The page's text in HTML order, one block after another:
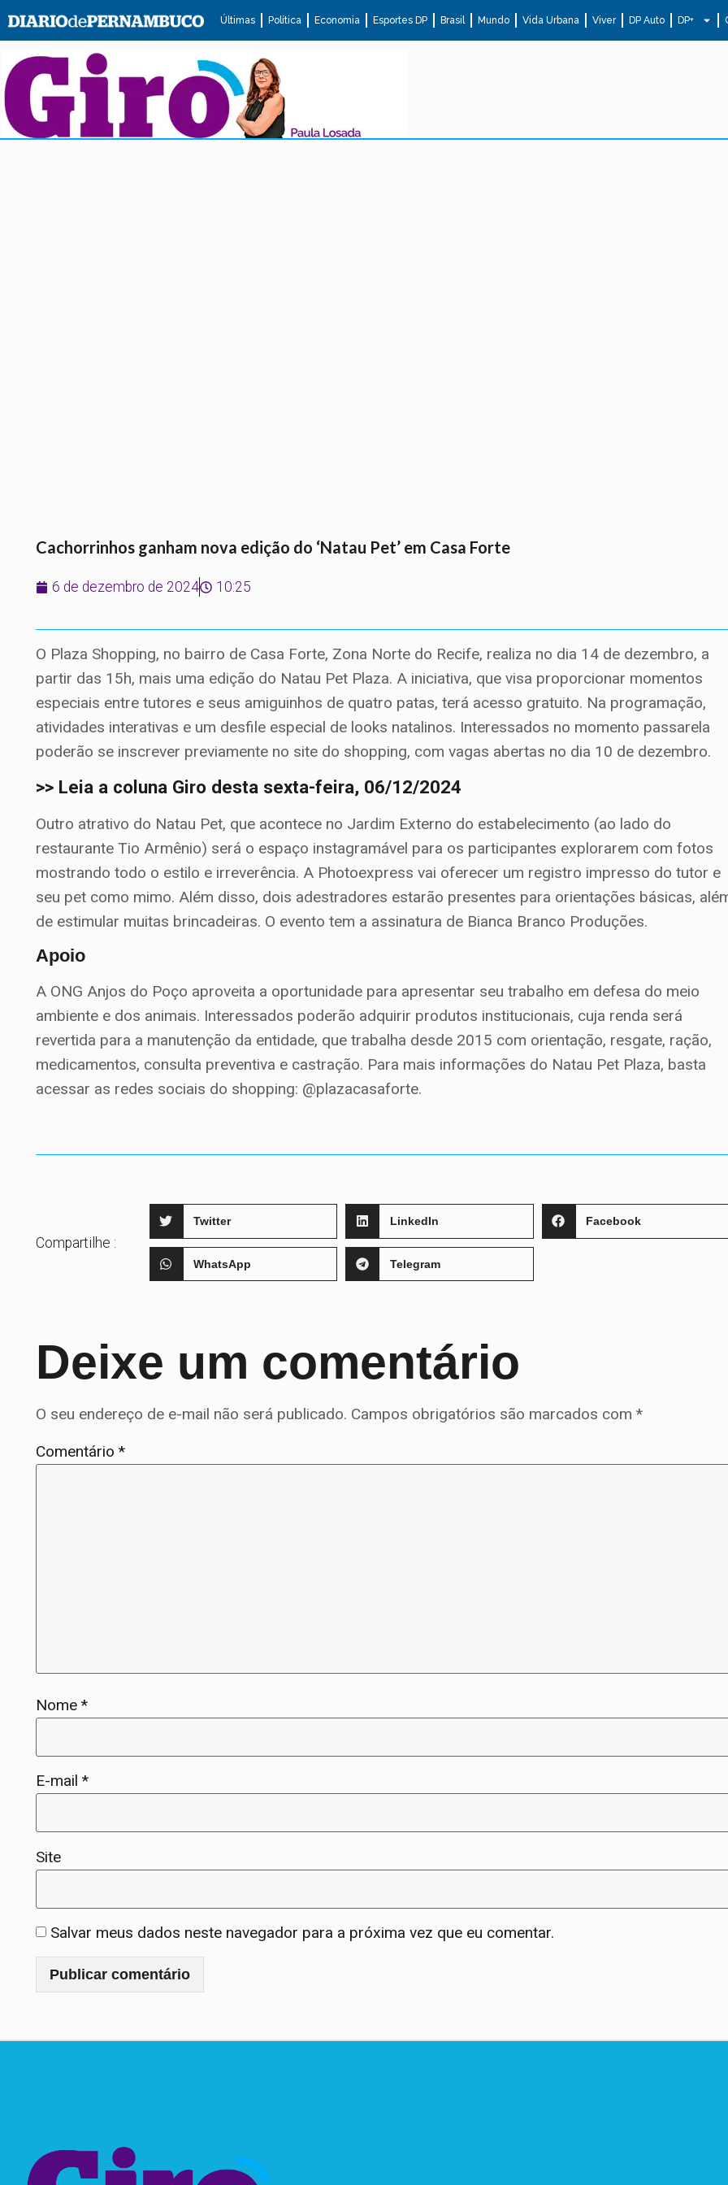
Últimas Política Economia Esportes DP Brasil Mundo Vida Urbana Viver DP Auto DP+
Cachorrinhos ganham nova edição do ‘Natau Pet’ em Casa Forte
6 de dezembro de 2024 10:25
O Plaza Shopping, no bairro de Casa Forte, Zona Norte do Recife, realiza no dia 14 de dezembro, a
partir das 15h, mais uma edição do Natau Pet Plaza. A iniciativa, que visa proporcionar momentos
especiais entre tutores e seus amiguinhos de quatro patas, terá acesso gratuito. Na programação,
atividades interativas e um desfile especial de looks natalinos. Interessados no momento passarela
poderão se inscrever previamente no site do shopping, com vagas abertas no dia 10 de dezembro.
>> Leia a coluna Giro desta sexta-feira, 06/12/2024
Outro atrativo do Natau Pet, que acontece no Jardim Externo do estabelecimento (ao lado do
restaurante Tio Armênio) será o espaço instagramável para os participantes explorarem com fotos
mostrando todo o estilo e irreverência. A Photoexpress vai oferecer um registro impresso do tutor e
seu pet como mimo. Além disso, dois adestradores estarão presentes para orientações básicas,
de estimular muitas brincadeiras. O evento tem a assinatura de Bianca Branco Produções.
Apoio
A ONG Anjos do Poço aproveita a oportunidade para apresentar seu trabalho em defesa do meio
ambiente e dos animais. Interessados poderão adquirir produtos institucionais, cuja renda será
revertida para a manutenção da entidade, que trabalha desde 2015 com orientação, resgate, ração,
medicamentos, consulta preventiva e castração. Para mais informações do Natau Pet Plaza, basta
acessar as redes sociais do shopping: @plazacasaforte.
Compartilhe :
Twitter LinkedIn Facebook
WhatsApp Telegram
Deixe um comentário
O seu endereço de e-mail não será publicado. Campos obrigatórios são marcados com*
Comentário*
Nome*
E-mail*
Site
Salvar meus dados neste navegador para a próxima vez que eu comentar.